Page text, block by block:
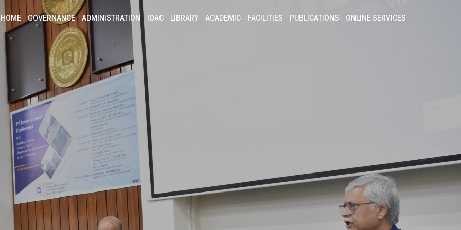
HOME GOVERNANCE ADMINISTRATION IQAC LIBRARY ACADEMIC FACILITIES PUBLICATIONS ONLINE SERVICES